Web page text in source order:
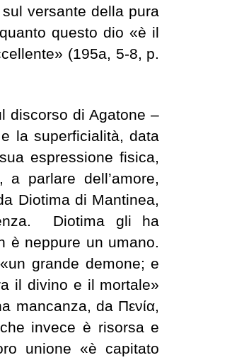
versante della pura
questo dio «è il
(195a, 5-8, p.
discorso di Agatone –
la superficialità, data
espressione fisica,
parlare dell’amore,
Diotima di Mantinea,
Diotima gli ha
è neppure un umano.
grande demone; e
il divino e il mortale»
mancanza, da Πενία,
invece è risorsa e
unione «è capitato